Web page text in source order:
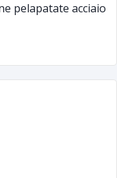
pelapatate acciaio